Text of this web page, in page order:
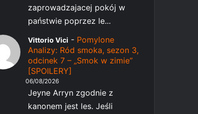
zaprowadzajacej pokój w
państwie poprzez le...
Vittorio Vici - Pomylone
Analizy: Ród smoka, sezon 3,
odcinek 7 – „Smok w zimie”
[SPOILERY]
06/08/2026
Jeyne Arryn zgodnie z
kanonem jest les. Jeśli